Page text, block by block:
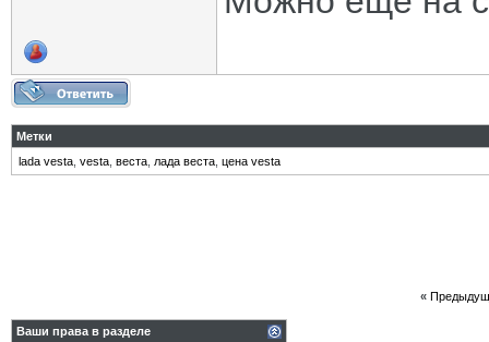
Метки
lada vesta vesta веста лада веста цена vesta
«
Ваши права в разделе